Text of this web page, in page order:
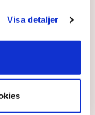
Visa detaljer
för finansiering
”bästa
staten till
och 7 miljarder
året i de 40 år